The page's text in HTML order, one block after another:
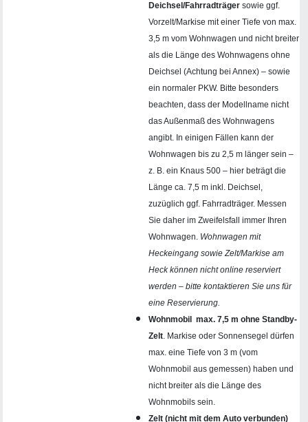
Deichsel/Fahrradträger sowie ggf.
Vorzelt/Markise mit einer Tiefe von max.
3,5 m vom Wohnwagen und nicht breiter
als die Länge des Wohnwagens ohne
Deichsel (Achtung bei Annex) – sowie
ein normaler PKW. Bitte besonders
beachten, dass der Modellname nicht
das Außenmaß des Wohnwagens
angibt. In einigen Fällen kann der
Wohnwagen bis zu 2,5 m länger sein –
z. B. ein Knaus 500 – hier beträgt die
Länge ca. 7,5 m inkl. Deichsel,
zuzüglich ggf. Fahrradträger. Messen
Sie daher im Zweifelsfall immer Ihren
Wohnwagen. Wohnwagen mit
Heckeingang sowie Zelt/Markise am
Heck können nicht online reserviert
werden – bitte kontaktieren Sie uns für
eine Reservierung.
Wohnmobil max. 7,5 m ohne Standby-
Zelt. Markise oder Sonnensegel dürfen
max. eine Tiefe von 3 m (vom
Wohnmobil aus gemessen) haben und
nicht breiter als die Länge des
Wohnmobils sein.
Zelt (nicht mit dem Auto verbunden)